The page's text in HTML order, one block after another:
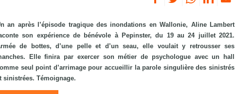
an après l’épisode tragique des inondations en Wallonie, Aline Lambert
son expérience de bénévole à Pepinster, du 19 au 24 juillet 2021.
de bottes, d’une pelle et d’un seau, elle voulait y retrousser ses
Elle finira par exercer son métier de psychologue avec un hall
seul point d’arrimage pour accueillir la parole singulière des sinistrés
sinistrées. Témoignage.